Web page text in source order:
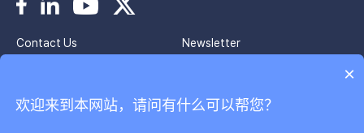
Contact Us
Newsletter
×
欢迎来到本网站，请问有什么可以帮您？